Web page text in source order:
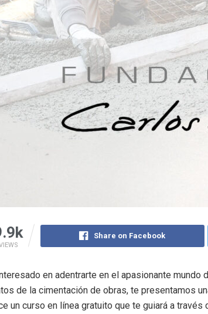
Share on Facebook
en adentrarte en el apasionante mundo
de la cimentación de obras, te presentamos
un curso en línea gratuito que te guiará a